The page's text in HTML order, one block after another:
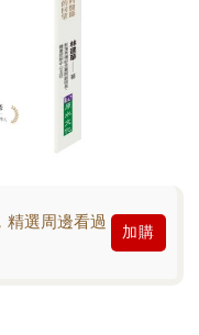
選周邊看過
加購